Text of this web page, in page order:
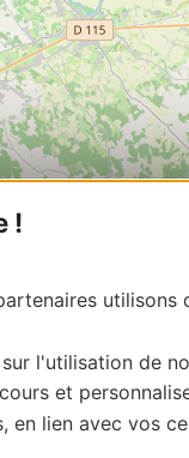
!
utilisons
l'utilisation de
et
en lien avec vos
Leaflet| Map data ©
du Grand